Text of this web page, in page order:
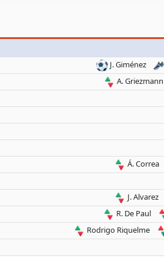
J. Giménez
A. Griezmann
Á. Correa
J. Alvarez
R. De Paul
Rodrigo Riquelme